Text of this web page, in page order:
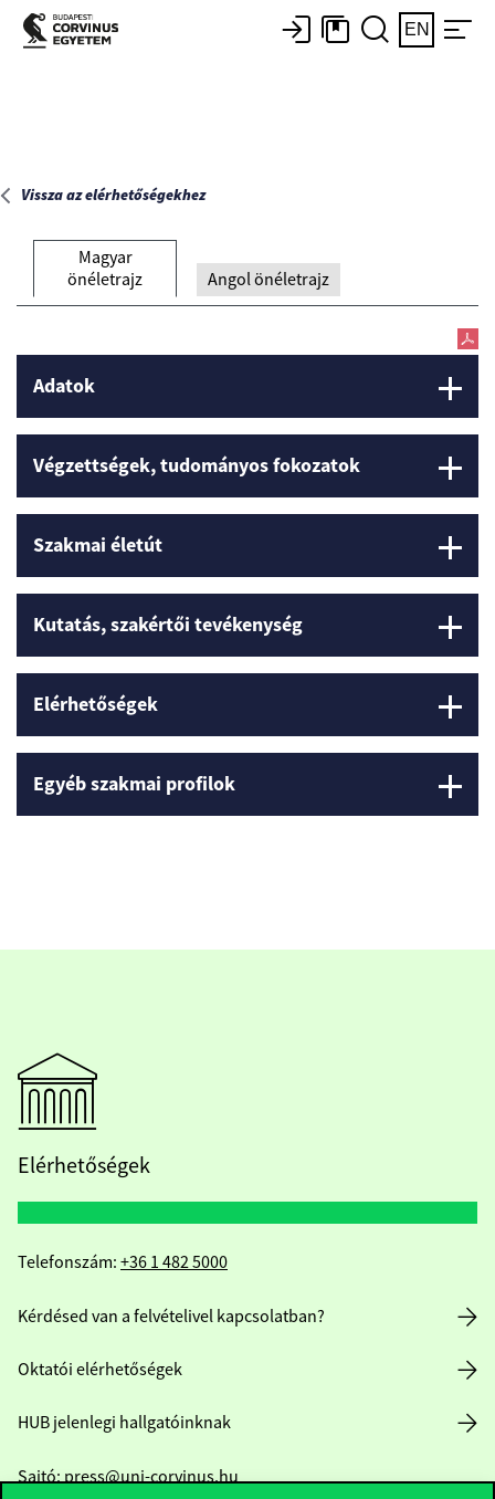
Főoldal
EN
Vissza az elérhetőségekhez
Magyar
önéletrajz
Angol önéletrajz
Adatok
Végzettségek, tudományos fokozatok
Szakmai életút
Kutatás, szakértői tevékenység
Elérhetőségek
Egyéb szakmai profilok
Elérhetőségek
Telefonszám: +36 1 482 5000
Kérdésed van a felvételivel kapcsolatban?
Oktatói elérhetőségek
HUB jelenlegi hallgatóinknak
Sajtó:press@uni-corvinus.hu